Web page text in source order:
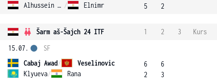
Alhussein Abdel Aziz / Elnimr
5
2
Šarm aš-Šajch 24 ITF 1 2 3
Kurs
15.07.
Cabaj Awad/
Veselinovic
Klyueva/ Rana
SF
6
2
6
3